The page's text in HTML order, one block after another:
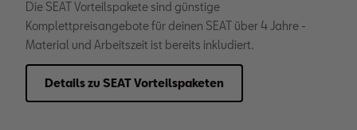
Die SEAT Vorteilspakete sind günstige
Komplettpreisangebote für deinen SEAT über 4 Jahre -
Material und Arbeitszeit ist bereits inkludiert.
Details zu SEAT Vorteilspaketen